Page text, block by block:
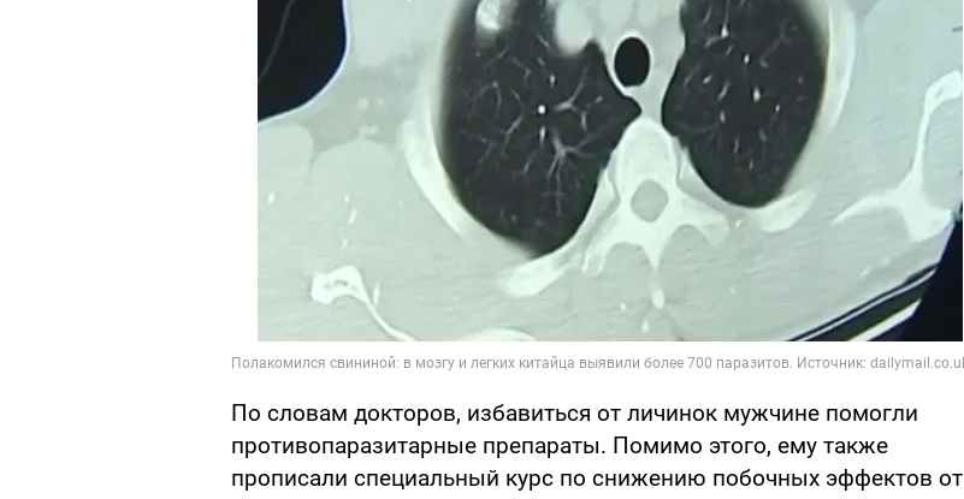
По словам докторов, избавиться от личинок мужчине помогли
противопаразитарные препараты. Помимо этого, ему также
прописали специальный курс по снижению побочных эффектов от